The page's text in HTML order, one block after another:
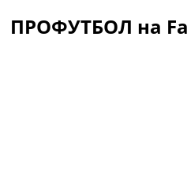
ПРОФУТБОЛ на